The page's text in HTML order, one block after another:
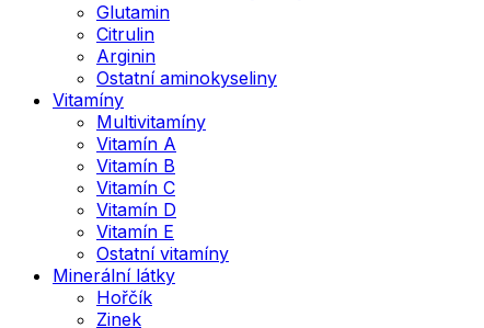
Glutamin
Citrulin
Arginin
Ostatní aminokyseliny
Vitamíny
Multivitamíny
Vitamín A
Vitamín B
Vitamín C
Vitamín D
Vitamín E
Ostatní vitamíny
Minerální látky
Hořčík
Zinek